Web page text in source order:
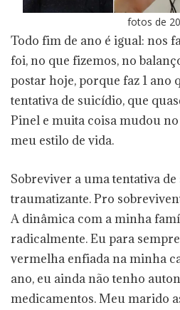
fotos de
Todo fim de ano é igual: nos
foi, no que fizemos, no
postar hoje, porque faz 1 ano
tentativa de suicídio, que
Pinel e muita coisa mudou
meu estilo de vida.
Sobreviver a uma tentativa
traumatizante. Pro
A dinâmica com a minha
radicalmente. Eu para
vermelha enfiada na minha
ano, eu ainda não tenho
medicamentos. Meu marido